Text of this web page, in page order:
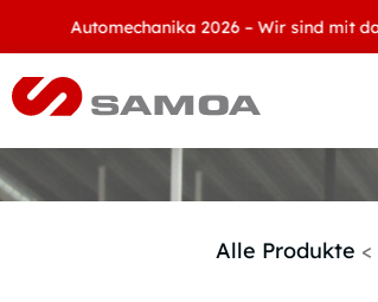
Automechanika 2026 – Wir sind mit dabei!
Alle Produkte <